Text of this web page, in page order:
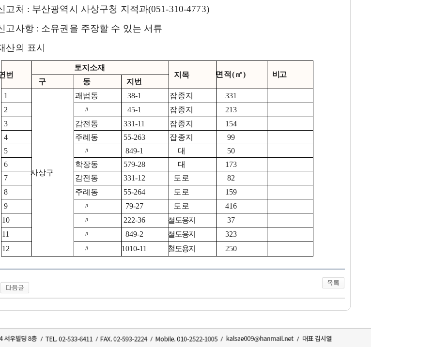
고처 : 부산광역시 사상구청 지적과(051-310-4773)
고사항 : 소유권을 주장할 수 있는 서류
산의 표시
번
토지소재
지목
면적(㎡)
비고
구
동
지번
1
사상구
괘법동 38-1 잡종지
331
2
〃 45-1 잡종지
213
3
감전동 331-11 잡종지
154
4
주례동 55-263 잡종지
99
5
〃 849-1 대
50
6
학장동 579-28 대
173
7
감전동 331-12 도로
82
8
주례동 55-264 도로
159
9
〃 79-27 도로
416
10
〃 222-36 철도용지
37
11
〃 849-2 철도용지
323
12
〃 1010-11 철도용지 250